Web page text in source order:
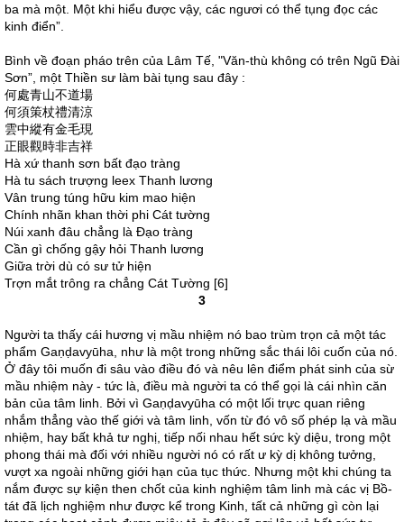
ba mà một. Một khi hiểu được vậy, các ngươi có thể tụng đọc các
kinh điển”.
Bình về đoạn pháo trên của Lâm Tế, "Văn-thù không có trên Ngũ Đài
Sơn”, một Thiền sư làm bài tụng sau đây :
何處青山不道場
何須策杖禮清涼
雲中縱有金毛現
正眼觀時非吉祥
Hà xứ thanh sơn bất đạo tràng
Hà tu sách trượng leex Thanh lương
Vân trung túng hữu kim mao hiện
Chính nhãn khan thời phi Cát tường
Núi xanh đâu chẳng là Đạo tràng
Cần gì chống gậy hỏi Thanh lương
Giữa trời dù có sư tử hiện
Trợn mắt trông ra chẳng Cát Tường [6]
3
Người ta thấy cái hương vị mầu nhiệm nó bao trùm trọn cả một tác
phẩm Gaṇḍavyūha, như là một trong những sắc thái lôi cuốn của nó.
Ở đây tôi muốn đi sâu vào điều đó và nêu lên điểm phát sinh của sừ
mầu nhiệm này - tức là, điều mà người ta có thể gọi là cái nhìn căn
bản của tâm linh. Bởi vì Gaṇḍavyūha có một lối trực quan riêng
nhắm thẳng vào thế giới và tâm linh, vốn từ đó vô số phép lạ và mầu
nhiệm, hay bất khả tư nghị, tiếp nối nhau hết sức kỳ diệu, trong một
phong thái mà đối với nhiều người nó có rất ư kỳ dị không tưởng,
vượt xa ngoài những giới hạn của tục thức. Nhưng một khi chúng ta
nắm được sự kiện then chốt của kinh nghiệm tâm linh mà các vị Bồ-
tát đã lịch nghiệm như được kể trong Kinh, tất cả những gì còn lại